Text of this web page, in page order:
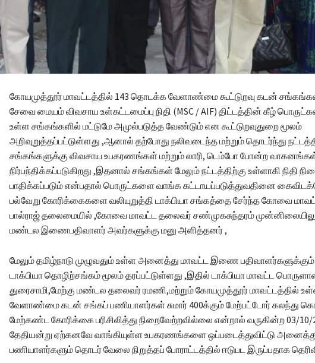
கோயமுத்தூர் மாவட்டத்தில் 143 தொடக்க வேளாண்மை கூட்டுறவு கடன்
சேவை மையம் விவசாய உள்கட்டமைப்பு நிதி (MSC / AIF) திட்டத்தின் கீழ்
உள்ள சங்கங்களில் மட்டுமே அமுல்படுத்த வேண்டும் என கூட்டுறவுதுறை மூலம்
அறிவுறுத்தப்பட்டுள்ளது ,ஆனால் தற்போது நலிவடைந்த மற்றும் தொடர்ந்து
சங்கங்களுக்கு விவசாய உபகரணங்கள் மற்றும் லாரி, டெம்போ போன்ற வாகனங்கள்
நிர்பந்திக்கப்படுகிறது ,இதனால் சங்கங்கள் மேலும் நட்டத்திற்கு உள்ளாகி நிதி
பாதிக்கப்படும் என்பதால் பொருட்களை வாங்க கட்டாயப்படுத்துவதினை
பல்வேறு கோரிக்கைகளை வலியுறுத்தி டாக்பியா சங்கத்தை சேர்ந்த கோவை
பால்ராஜ் தலைமையில் ,கோவை மாவட்ட தலைவர் சண்முகசுந்தரம்
மண்டல இணைபதிவாளர் அவர்களுக்கு மனு அளித்தனர் ,
மேலும் தமிழ்நாடு முழுவதும் உள்ள அனைத்து மாவட்ட இணை
டாக்பியா தொழிற்சங்கம் மூலம் தரப்பட்டுள்ளது ,இதில் டாக்பியா மாவட்ட
துரைசாமி,மேற்கு மண்டல தலைவர் ரமணி,மற்றும் கோயமுத்தூர் மாவட்டத்தில்
வேளாண்மை கடன் சங்கப் பணியாளர்கள் சுமார் 400க்கும் மேற்பட்டோர் கலந்து
மேற்கண்ட கோரிக்கை பரிசிலித்து நிறைவேற்றவில்லை என்றால் வருகின்ற 03/10/
தேதியன்று ஏற்கனவே வாங்கியுள்ள உபகரணங்களை ஒப்படைத்துவிட்டு
பணியாளர்களும் தொடர் வேலை நிறுத்தப் போராட்டத்தில் ஈடுபட இருப்பதாக